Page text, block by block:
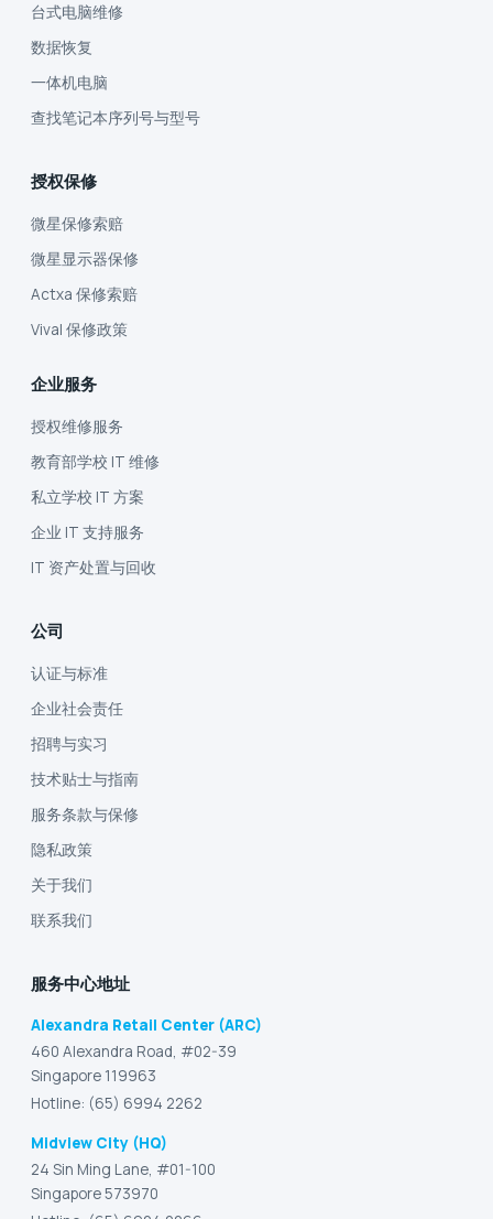
台式电脑维修
数据恢复
一体机电脑
查找笔记本序列号与型号
授权保修
微星保修索赔
微星显示器保修
Actxa 保修索赔
Vival 保修政策
企业服务
授权维修服务
教育部学校 IT 维修
私立学校 IT 方案
企业 IT 支持服务
IT 资产处置与回收
公司
认证与标准
企业社会责任
招聘与实习
技术贴士与指南
服务条款与保修
隐私政策
关于我们
联系我们
服务中心地址
Alexandra Retail Center (ARC)
460 Alexandra Road, #02-39
Singapore 119963
Hotline: (65) 6994 2262
Midview City (HQ)
24 Sin Ming Lane, #01-100
Singapore 573970